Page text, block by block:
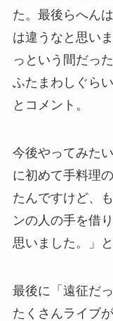
た。最後らへん
は違うなと思い
っという間だっ
ふたまわしぐら
とコメント。
今後やってみた
に初めて手料理
たんですけど、
ンの人の手を借
思いました。」
最後に「遠征だ
たくさんライブ